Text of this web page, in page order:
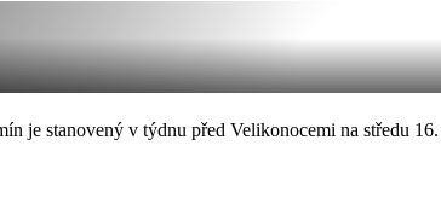
je stanovený v týdnu před Velikonocemi na středu